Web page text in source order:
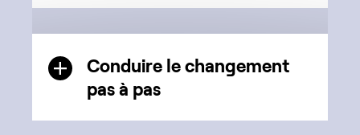
Conduire le changement
pas à pas